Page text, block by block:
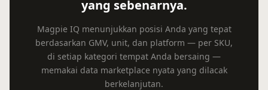
yang sebenarnya.
Magpie IQ menunjukkan posisi Anda yang tepat
berdasarkan GMV, unit, dan platform — per SKU,
di setiap kategori tempat Anda bersaing —
memakai data marketplace nyata yang dilacak
berkelanjutan.